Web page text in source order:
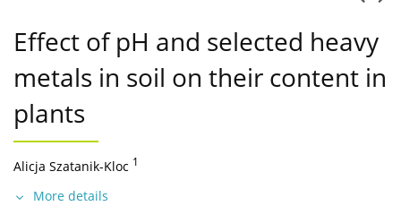
Effect of pH and selected heavy
metals in soil on their content in
plants
Alicja Szatanik-Kloc 1
More details